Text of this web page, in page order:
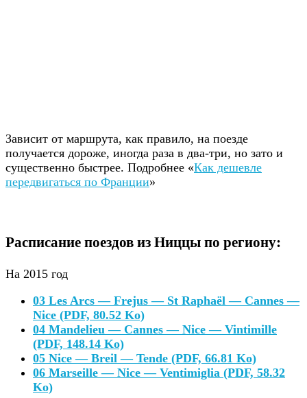
Зависит от маршрута, как правило, на поезде
получается дороже, иногда раза в два-три, но зато и
существенно быстрее. Подробнее «Как дешевле
передвигаться по Франции»
Расписание поездов из Ниццы по региону:
На 2015 год
03 Les Arcs — Frejus — St Raphaël — Cannes —
Nice (PDF, 80.52 Ko)
04 Mandelieu — Cannes — Nice — Vintimille
(PDF, 148.14 Ko)
05 Nice — Breil — Tende (PDF, 66.81 Ko)
06 Marseille — Nice — Ventimiglia (PDF, 58.32
Ko)